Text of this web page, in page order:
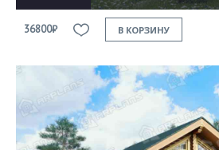
36800₽ В КОРЗИНУ